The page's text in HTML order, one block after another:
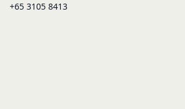
+65 3105 8413